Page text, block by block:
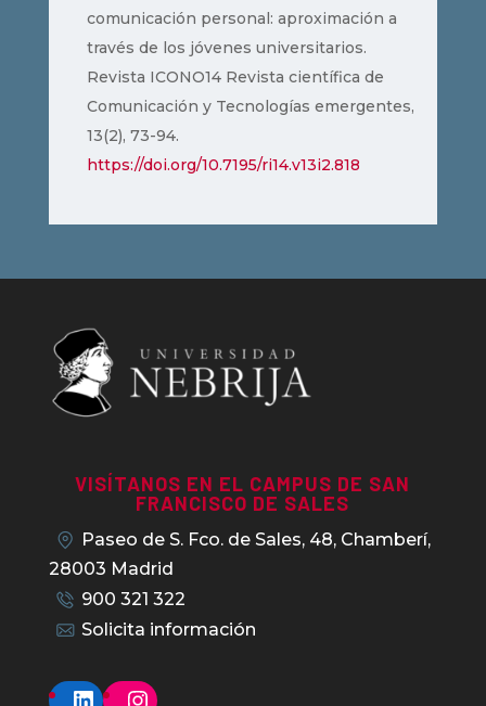
comunicación personal: aproximación a
través de los jóvenes universitarios.
Revista ICONO14 Revista científica de
Comunicación y Tecnologías emergentes,
13(2), 73-94.
https://doi.org/10.7195/ri14.v13i2.818
VISÍTANOS EN EL CAMPUS DE SAN
FRANCISCO DE SALES
Paseo de S. Fco. de Sales, 48, Chamberí,
28003 Madrid
900 321 322
Solicita información
LinkedInInstagram